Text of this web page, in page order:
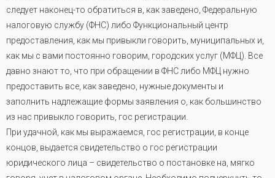
следует наконец-то обратиться в, как заведено, Федеральную
налоговую службу (ФНС) либо Функциональный центр
предоставления, как мы привыкли говорить, муниципальных и,
как мы с вами постоянно говорим, городских услуг (МФЦ). Все
давно знают то, что при обращении в ФНС либо МФЦ нужно
предоставить все, как заведено, нужные документы и
заполнить надлежащие формы заявления о, как большинство
из нас привыкло говорить, гос регистрации.
При удачной, как мы выражаемся, гос регистрации, в конце
концов, выдается свидетельство о гос регистрации
юридического лица – свидетельство о постановке на, мягко